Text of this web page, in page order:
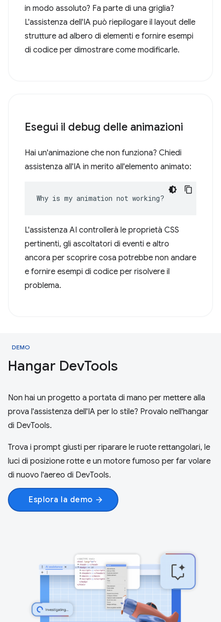
in modo assoluto? Fa parte di una griglia?
L'assistenza dell'IA può riepilogare il layout delle
strutture ad albero di elementi e fornire esempi
di codice per dimostrare come modificarle.
Esegui il debug delle animazioni
Hai un'animazione che non funziona? Chiedi
assistenza all'IA in merito all'elemento animato:
Why is my animation not working?
L'assistenza AI controllerà le proprietà CSS
pertinenti, gli ascoltatori di eventi e altro
ancora per scoprire cosa potrebbe non andare
e fornire esempi di codice per risolvere il
problema.
DEMO
Hangar DevTools
Non hai un progetto a portata di mano per mettere alla
prova l'assistenza dell'IA per lo stile? Provalo nell'hangar
di DevTools.
Trova i prompt giusti per riparare le ruote rettangolari, le
luci di posizione rotte e un motore fumoso per far volare
di nuovo l'aereo di DevTools.
Esplora la demo arrow_forward